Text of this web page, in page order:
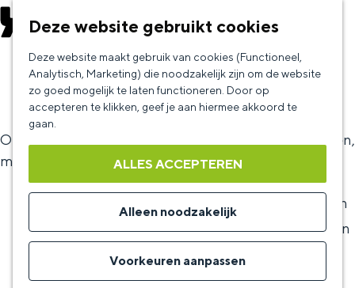
Deze website gebruikt cookies
Deze website maakt gebruik van cookies (Functioneel,
Analytisch, Marketing) die noodzakelijk zijn om de website
zo goed mogelijk te laten functioneren. Door op
accepteren te klikken, geef je aan hiermee akkoord te
gaan.
ALLES ACCEPTEREN
Alleen noodzakelijk
Voorkeuren aanpassen
Plaatsingsvoorwaarden
Om jouw evenement in de KultuurAgenda te plaatsen,
moet het aan de volgende voorwaarden voldoen:
De uitagenda is voor bewoners en bezoekers van
Groningen. Het evenement moet interessant zijn
voor (een deel van) deze groep.
Elk evenement moet een start- en einddatum,